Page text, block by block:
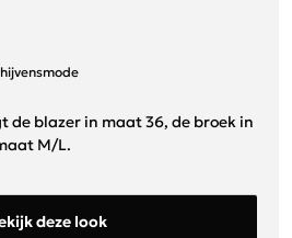
de blazer in maat 36, de broek in
M/L.
deze look